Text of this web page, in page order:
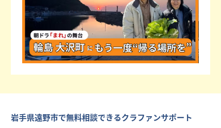
岩手県遠野市で無料相談できるクラファンサポート